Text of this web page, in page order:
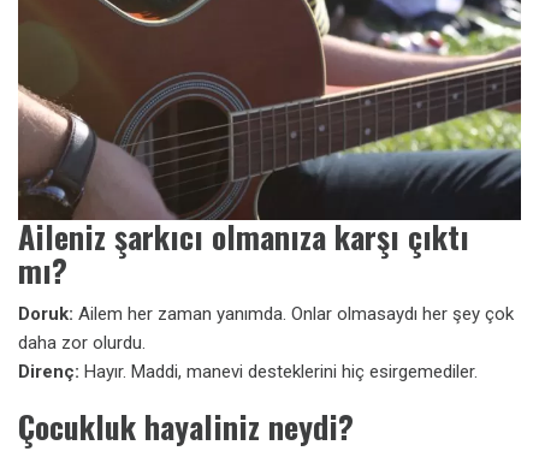
Aileniz şarkıcı olmanıza karşı çıktı
mı?
Doruk: Ailem her zaman yanımda. Onlar olmasaydı her şey çok
daha zor olurdu.
Direnç: Hayır. Maddi, manevi desteklerini hiç esirgemediler.
Çocukluk hayaliniz neydi?